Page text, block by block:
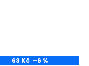
63 Kč –6 %